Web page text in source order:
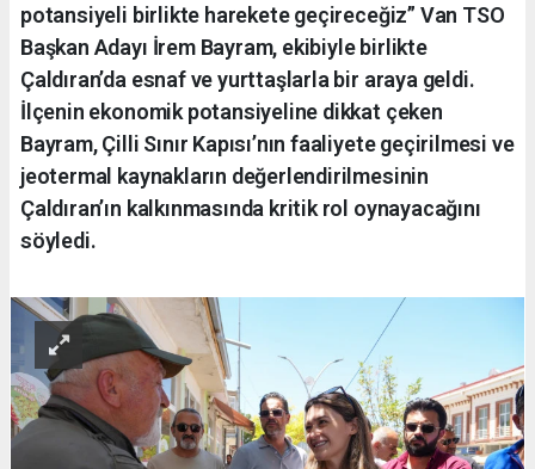
potansiyeli birlikte harekete geçireceğiz” Van TSO
Başkan Adayı İrem Bayram, ekibiyle birlikte
Çaldıran’da esnaf ve yurttaşlarla bir araya geldi.
İlçenin ekonomik potansiyeline dikkat çeken
Bayram, Çilli Sınır Kapısı’nın faaliyete geçirilmesi ve
jeotermal kaynakların değerlendirilmesinin
Çaldıran’ın kalkınmasında kritik rol oynayacağını
söyledi.